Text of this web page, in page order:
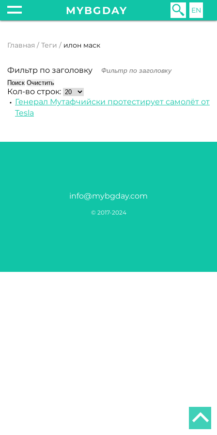
MYBGDAY EN
Главная Теги илон маск
Фильтр по заголовку
Поиск Очистить
Кол-во строк:
Генерал Мутафчийски протестирует самолёт от
Tesla
info@mybgday.com
© 2017-2024